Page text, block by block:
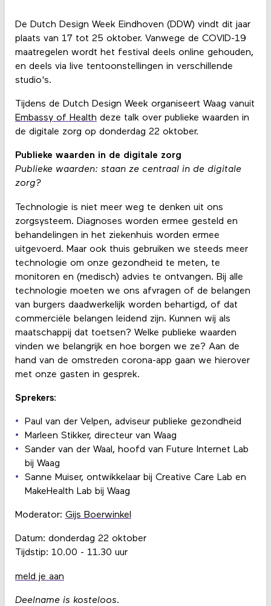
De Dutch Design Week Eindhoven (DDW) vindt dit jaar
plaats van 17 tot 25 oktober. Vanwege de COVID-19
maatregelen wordt het festival deels online gehouden,
en deels via live tentoonstellingen in verschillende
studio's.
Tijdens de Dutch Design Week organiseert Waag vanuit
Embassy of Health deze talk over publieke waarden in
de digitale zorg op donderdag 22 oktober.
Publieke waarden in de digitale zorg
Publieke waarden: staan ze centraal in de digitale
zorg?
Technologie is niet meer weg te denken uit ons
zorgsysteem. Diagnoses worden ermee gesteld en
behandelingen in het ziekenhuis worden ermee
uitgevoerd. Maar ook thuis gebruiken we steeds meer
technologie om onze gezondheid te meten, te
monitoren en (medisch) advies te ontvangen. Bij alle
technologie moeten we ons afvragen of de belangen
van burgers daadwerkelijk worden behartigd, of dat
commerciële belangen leidend zijn. Kunnen wij als
maatschappij dat toetsen? Welke publieke waarden
vinden we belangrijk en hoe borgen we ze? Aan de
hand van de omstreden corona-app gaan we hierover
met onze gasten in gesprek.
Sprekers:
Paul van der Velpen, adviseur publieke gezondheid
Marleen Stikker, directeur van Waag
Sander van der Waal, hoofd van Future Internet Lab
bij Waag
Sanne Muiser, ontwikkelaar bij Creative Care Lab en
MakeHealth Lab bij Waag
Moderator: Gijs Boerwinkel
Datum: donderdag 22 oktober
Tijdstip: 10.00 - 11.30 uur
meld je aan
Deelname is kosteloos.